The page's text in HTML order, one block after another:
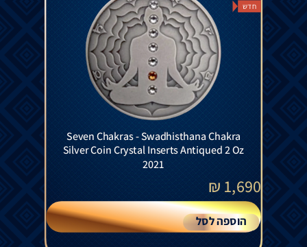
חדש
Seven Chakras - Swadhisthana Chakra
Silver Coin Crystal Inserts Antiqued 2 Oz
2021
1,690
₪
הוספה לסל